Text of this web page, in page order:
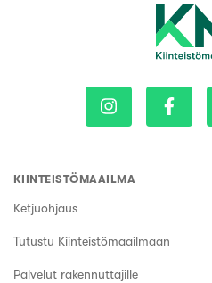
KIINTEISTÖMAAILMA
Ketjuohjaus
Tutustu Kiinteistömaailmaan
Palvelut rakennuttajille